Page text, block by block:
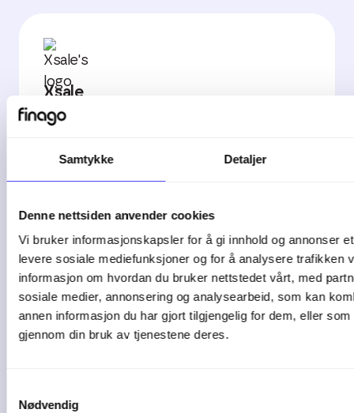
Samtykke Detaljer
Denne nettsiden anvender cookies
Vi bruker informasjonskapsler for å gi innhold og annonser
levere sosiale mediefunksjoner og for å analysere trafikken
informasjon om hvordan du bruker nettstedet vårt, med
sosiale medier, annonsering og analysearbeid, som kan
annen informasjon du har gjort tilgjengelig for dem, eller
gjennom din bruk av tjenestene deres.
Nødvendig
Xsale
Utviklet av Xsale
Autogear
Utvikler av ECIT Autogear AS